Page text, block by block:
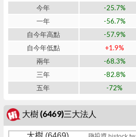
今年
-25.7%
一年
-56.7%
自今年高點
-57.9%
自今年低點
+1.9%
兩年
-68.3%
三年
-82.8%
五年
-72%
大樹 (6469)三大法人